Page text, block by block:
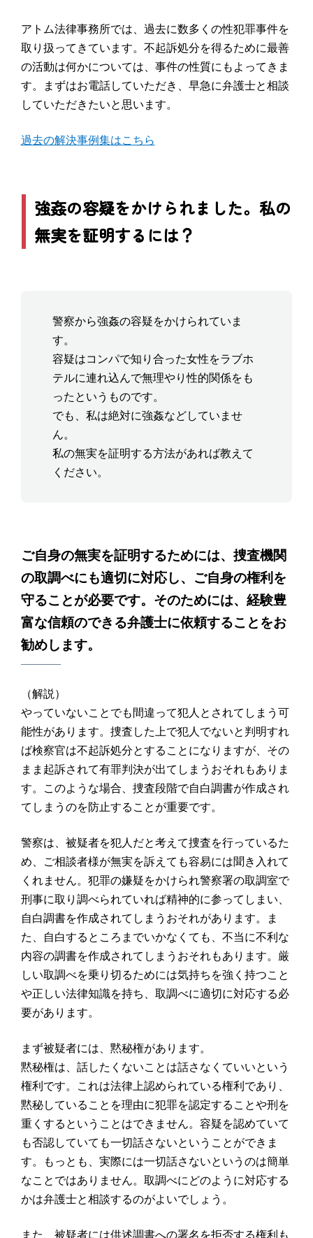
アトム法律事務所では、過去に数多くの性犯罪事件を
取り扱ってきています。不起訴処分を得るために最善
の活動は何かについては、事件の性質にもよってきま
す。まずはお電話していただき、早急に弁護士と相談
していただきたいと思います。
過去の解決事例集はこちら
強姦の容疑をかけられました。私の
無実を証明するには？
警察から強姦の容疑をかけられていま
す。
容疑はコンパで知り合った女性をラブホ
テルに連れ込んで無理やり性的関係をも
ったというものです。
でも、私は絶対に強姦などしていませ
ん。
私の無実を証明する方法があれば教えて
ください。
ご自身の無実を証明するためには、捜査機関
の取調べにも適切に対応し、ご自身の権利を
守ることが必要です。そのためには、経験豊
富な信頼のできる弁護士に依頼することをお
勧めします。
（解説）
やっていないことでも間違って犯人とされてしまう可
能性があります。捜査した上で犯人でないと判明すれ
ば検察官は不起訴処分とすることになりますが、その
まま起訴されて有罪判決が出てしまうおそれもありま
す。このような場合、捜査段階で自白調書が作成され
てしまうのを防止することが重要です。
警察は、被疑者を犯人だと考えて捜査を行っているた
め、ご相談者様が無実を訴えても容易には聞き入れて
くれません。犯罪の嫌疑をかけられ警察署の取調室で
刑事に取り調べられていれば精神的に参ってしまい、
自白調書を作成されてしまうおそれがあります。ま
た、自白するところまでいかなくても、不当に不利な
内容の調書を作成されてしまうおそれもあります。厳
しい取調べを乗り切るためには気持ちを強く持つこと
や正しい法律知識を持ち、取調べに適切に対応する必
要があります。
まず被疑者には、黙秘権があります。
黙秘権は、話したくないことは話さなくていいという
権利です。これは法律上認められている権利であり、
黙秘していることを理由に犯罪を認定することや刑を
重くするということはできません。容疑を認めていて
も否認していても一切話さないということができま
す。もっとも、実際には一切話さないというのは簡単
なことではありません。取調べにどのように対応する
かは弁護士と相談するのがよいでしょう。
また、被疑者には供述調書への署名を拒否する権利も